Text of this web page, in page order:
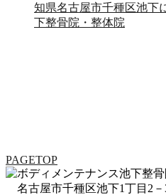
知県名古屋市千種区池下
下整骨院・整体院
PAGETOP
名古屋市千種区池下1丁目2－